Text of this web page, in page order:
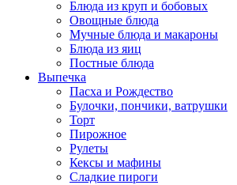
Блюда из круп и бобовых
Овощные блюда
Мучные блюда и макароны
Блюда из яиц
Постные блюда
Выпечка
Пасха и Рождество
Булочки, пончики, ватрушки
Торт
Пирожное
Рулеты
Кексы и мафины
Сладкие пироги